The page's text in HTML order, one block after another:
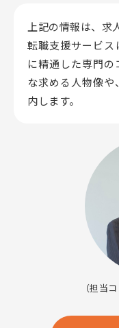
上記の情報は、求
転職支援サービ
に精通した専門の
な求める人物像
内します。
（担当